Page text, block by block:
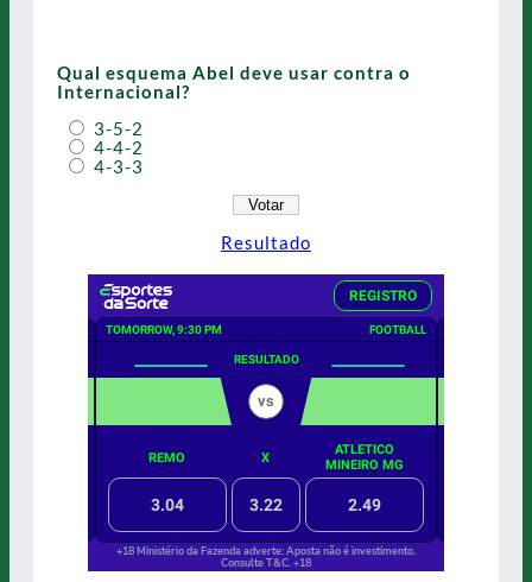
Qual esquema Abel deve usar contra o
Internacional?
3-5-2
4-4-2
4-3-3
Resultado